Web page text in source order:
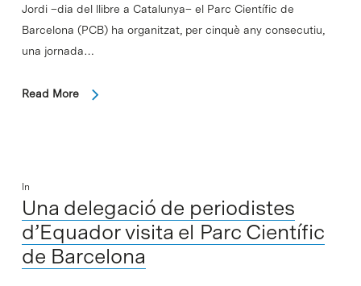
Jordi –dia del llibre a Catalunya– el Parc Científic de
Barcelona (PCB) ha organitzat, per cinquè any consecutiu,
una jornada…
Read More
In
Una delegació de periodistes
d’Equador visita el Parc Científic
de Barcelona